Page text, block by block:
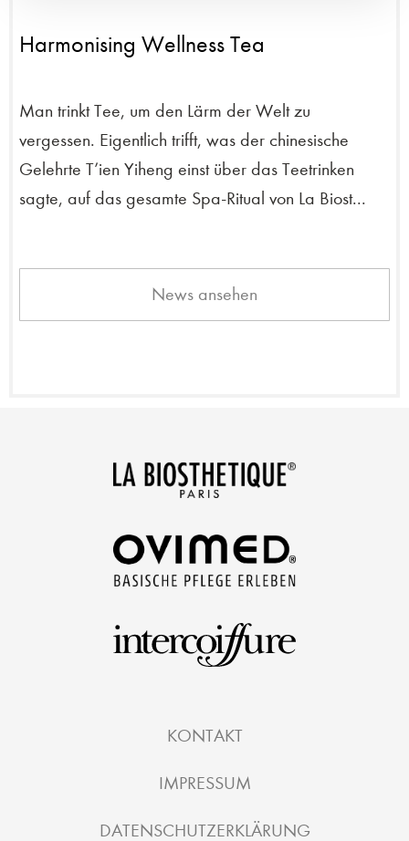
Harmonising Wellness Tea
Man trinkt Tee, um den Lärm der Welt zu
vergessen. Eigentlich trifft, was der chinesische
Gelehrte T’ien Yiheng einst über das Teetrinken
sagte, auf das gesamte Spa-Ritual von La Biost...
News ansehen
KONTAKT
IMPRESSUM
DATENSCHUTZERKLÄRUNG